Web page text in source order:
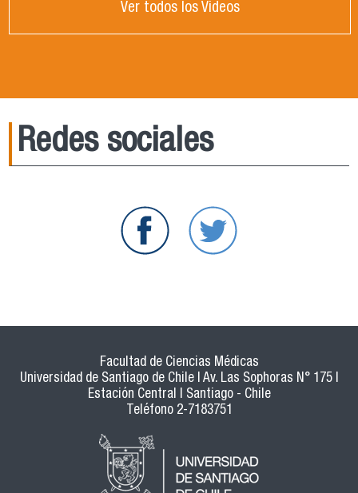
Ver todos los Videos
Redes sociales
Facultad de Ciencias Médicas
Universidad de Santiago de Chile | Av. Las Sophoras N° 175 |
Estación Central | Santiago - Chile
Teléfono 2-7183751